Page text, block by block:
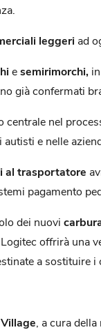
leggeri ad
esemirimorchi,
già confermati
centrale nel
e nelle
al trasportatore
pagamento
dei nuovi
offrirà una
a sostituire
, a cura